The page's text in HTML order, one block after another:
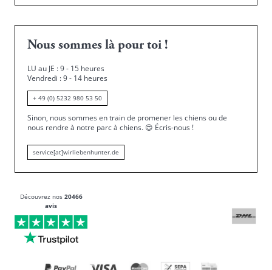
Nous sommes là pour toi !
LU au JE : 9 - 15 heures
Vendredi : 9 - 14 heures
+ 49 (0) 5232 980 53 50
Sinon, nous sommes en train de promener les chiens ou de
nous rendre à notre parc à chiens. 😍 Écris-nous !
service[at]wirliebenhunter.de
Découvrez nos 20466
avis